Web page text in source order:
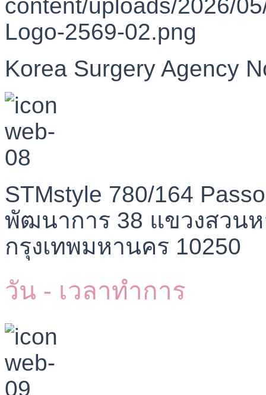
Korea Surgery Agency
STMstyle 780/164
พัฒนาการ 38 แขวงสวน
กรุงเทพมหานคร 10250
วัน - เวลาทำการ